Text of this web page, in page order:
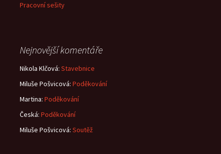
Pracovní sešity
Nejnovější komentáře
Nikola Klčová: Stavebnice
Miluše Pošvicová: Poděkování
Martina: Poděkování
Česká: Poděkování
Miluše Pošvicová: Soutěž